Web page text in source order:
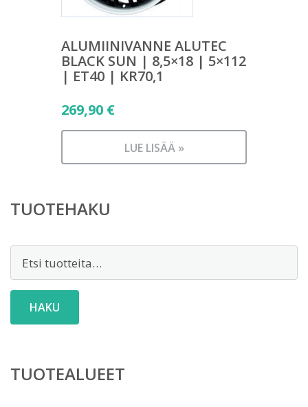
ALUMIINIVANNE ALUTEC
BLACK SUN | 8,5×18 | 5×112
| ET40 | KR70,1
269,90 €
LUE LISÄÄ »
TUOTEHAKU
HAKU
TUOTEALUEET